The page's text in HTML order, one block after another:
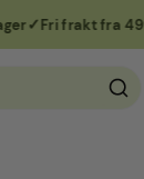
Fri frakt fra 499 kr